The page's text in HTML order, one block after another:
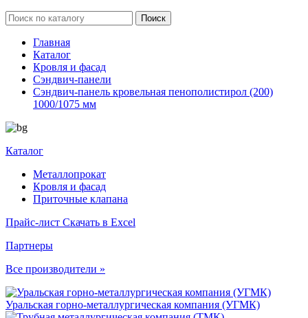
Главная
Каталог
Кровля и фасад
Сэндвич-панели
Сэндвич-панель кровельная пенополистирол (200)
1000/1075 мм
Каталог
Металлопрокат
Кровля и фасад
Приточные клапана
Прайс-лист Скачать в Excel
Партнеры
Все производители »
Уральская горно-металлургическая компания (УГМК)